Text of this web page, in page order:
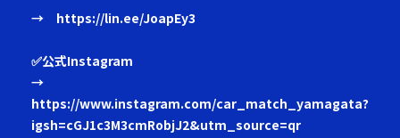
→ https://lin.ee/JoapEy3
✅公式Instagram
→
https://www.instagram.com/car_match_yamagata?
igsh=cGJ1c3M3cmRobjJ2&utm_source=qr